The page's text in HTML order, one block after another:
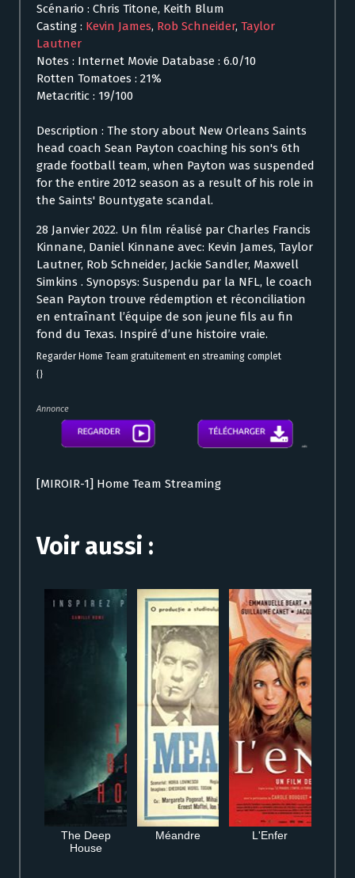
Scénario : Chris Titone, Keith Blum
Casting : Kevin James, Rob Schneider, Taylor
Lautner
Notes : Internet Movie Database : 6.0/10
Rotten Tomatoes : 21%
Metacritic : 19/100
Description : The story about New Orleans Saints
head coach Sean Payton coaching his son's 6th
grade football team, when Payton was suspended
for the entire 2012 season as a result of his role in
the Saints' Bountygate scandal.
28 Janvier 2022. Un film réalisé par Charles Francis
Kinnane, Daniel Kinnane avec: Kevin James, Taylor
Lautner, Rob Schneider, Jackie Sandler, Maxwell
Simkins . Synopsys: Suspendu par la NFL, le coach
Sean Payton trouve rédemption et réconciliation
en entraînant l’équipe de son jeune fils au fin
fond du Texas. Inspiré d’une histoire vraie.
Regarder Home Team gratuitement en streaming complet
{}
Annonce
[MIROIR-1] Home Team Streaming
Voir aussi :
The Deep
House
Méandre L'Enfer